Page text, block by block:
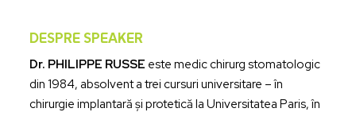
DESPRE SPEAKER
Dr. PHILIPPE RUSSE este medic chirurg stomatologic
din 1984, absolvent a trei cursuri universitare – în
chirurgie implantară și protetică la Universitatea Paris, în